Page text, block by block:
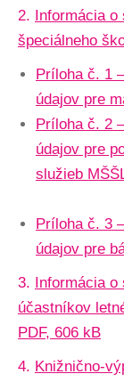
2. Informácia o
špeciálneho
Príloha č. 1
údajov pre
Príloha č. 2
údajov pre
služieb
Príloha č. 3
údajov pre
3. Informácia o
účastníkov
PDF, 606 kB
4. Knižnično-